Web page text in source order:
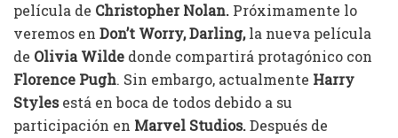
película de Christopher Nolan. Próximamente lo
veremos en Don’t Worry, Darling,la nueva película
de Olivia Wilde donde compartirá protagónico con
Florence Pugh. Sin embargo, actualmente Harry
Stylesestá en boca de todos debido a su
participación en Marvel Studios.Después de